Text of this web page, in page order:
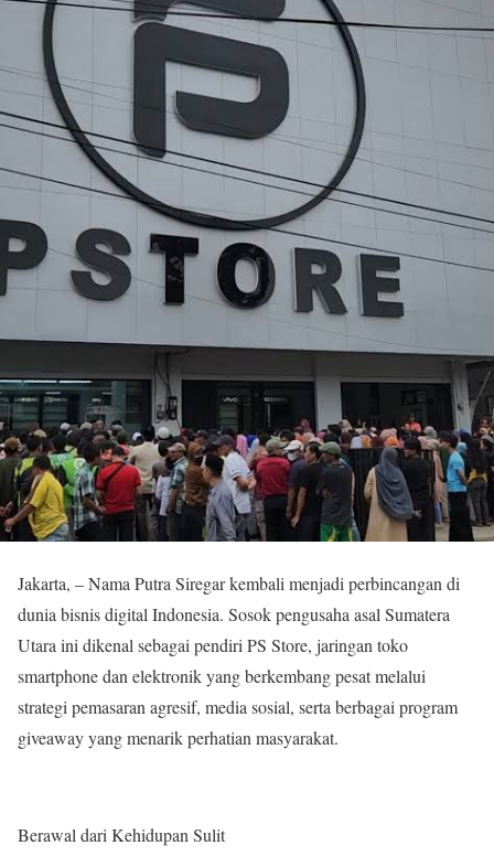
Jakarta, – Nama Putra Siregar kembali menjadi perbincangan di
dunia bisnis digital Indonesia. Sosok pengusaha asal Sumatera
Utara ini dikenal sebagai pendiri PS Store, jaringan toko
smartphone dan elektronik yang berkembang pesat melalui
strategi pemasaran agresif, media sosial, serta berbagai program
giveaway yang menarik perhatian masyarakat.
Berawal dari Kehidupan Sulit